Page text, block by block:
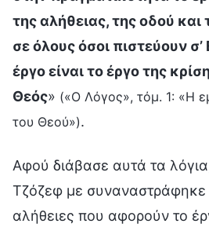
της αλήθειας, της οδού
σε όλους όσοι πιστεύουν
έργο είναι το έργο της
Θεός» («Ο Λόγος», τόμ. 1: «Η
του Θεού»).
Αφού διάβασε αυτά τα
Τζόζεφ με συναναστράφηκε
αλήθειες που αφορούν το